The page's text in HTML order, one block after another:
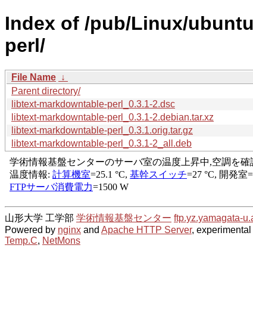
Index of /pub/Linux/
perl/
File Name ↓
Parent directory/
libtext-markdowntable-perl_0.3.1-2.dsc
libtext-markdowntable-perl_0.3.1-2.debian.tar.xz
libtext-markdowntable-perl_0.3.1.orig.tar.gz
libtext-markdowntable-perl_0.3.1-2_all.deb
山形大学 工学部 学術情報基盤センター ftp.yz.yamagata-
Powered by nginx and Apache HTTP Server,
Temp.C, NetMons